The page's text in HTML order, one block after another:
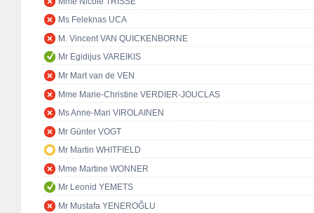
Ms Feleknas UCA
M. Vincent VAN QUICKENBORNE
Mr Egidijus VAREIKIS
Mr Mart van de VEN
Mme Marie-Christine VERDIER-JOUCLAS
Ms Anne-Mari VIROLAINEN
Mr Günter VOGT
Mr Martin WHITFIELD
Mme Martine WONNER
Mr Leonid YEMETS
Mr Mustafa YENEROĞLU